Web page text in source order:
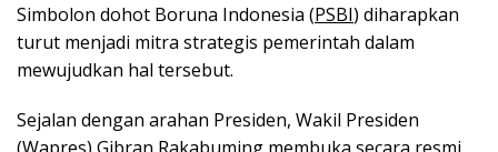
Simbolon dohot Boruna Indonesia (PSBI) diharapkan
turut menjadi mitra strategis pemerintah dalam
mewujudkan hal tersebut.
Sejalan dengan arahan Presiden, Wakil Presiden